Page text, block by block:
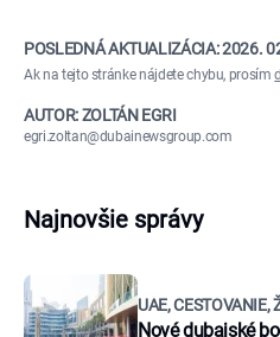
POSLEDNÁ AKTUALIZÁCIA:2026.
Ak na tejto stránke nájdete chybu, prosím
AUTOR: ZOLTÁN EGRI
egri.zoltan@dubainewsgroup.com
Najnovšie správy
UAE, CESTOVANIE,
Nové dubajské